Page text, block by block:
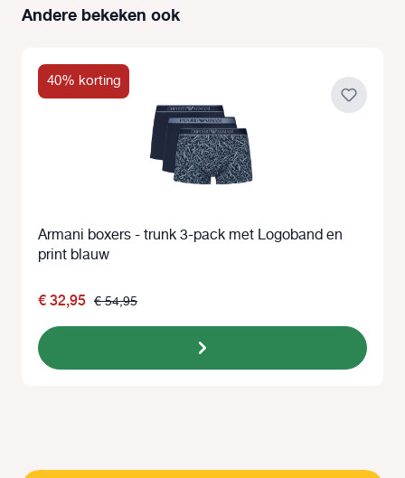
Productgalerij overslaan
Andere bekeken ook
40% korting
Armani boxers - trunk 3-pack met Logoband en
print blauw
€ 32,95 € 54,95